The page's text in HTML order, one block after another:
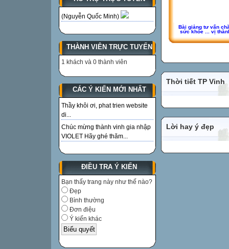
(Nguyễn Quốc Minh)
THÀNH VIÊN TRỰC TUYẾN
1 khách và 0 thành viên
CÁC Ý KIẾN MỚI NHẤT
Thầy khôi ơi, phat trien website
di...
Chúc mừng thành vinh gia nhập
VIOLET Hãy ghé thăm...
ĐIỀU TRA Ý KIẾN
Bạn thấy trang này như thế nào?
Đẹp
Bình thường
Đơn điệu
Ý kiến khác
Bài giảng tư vấn
sức khỏe ... vị
Thời tiết TP Vinh
Lời hay ý đẹp